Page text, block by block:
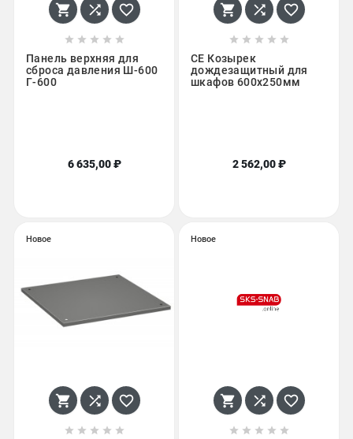
  
    
Панель верхняя для
сброса давления Ш-600
Г-600
6 635,00 ₽
  
    
CE Козырек
дождезащитный для
шкафов 600x250мм
2 562,00 ₽
Новое
  
    
Новое
  
    